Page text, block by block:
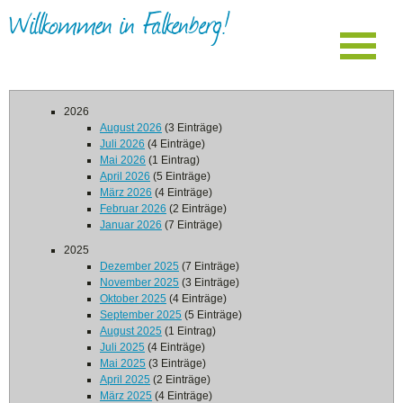
Willkommen in Falkenberg!
2026
August 2026 (3 Einträge)
Juli 2026 (4 Einträge)
Mai 2026 (1 Eintrag)
April 2026 (5 Einträge)
März 2026 (4 Einträge)
Februar 2026 (2 Einträge)
Januar 2026 (7 Einträge)
2025
Dezember 2025 (7 Einträge)
November 2025 (3 Einträge)
Oktober 2025 (4 Einträge)
September 2025 (5 Einträge)
August 2025 (1 Eintrag)
Juli 2025 (4 Einträge)
Mai 2025 (3 Einträge)
April 2025 (2 Einträge)
März 2025 (4 Einträge)